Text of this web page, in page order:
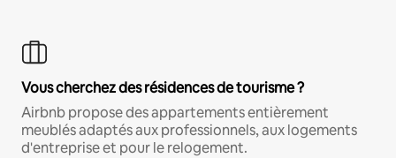
Vous cherchez des résidences de tourisme ?
Airbnb propose des appartements entièrement
meublés adaptés aux professionnels, aux logements
d'entreprise et pour le relogement.